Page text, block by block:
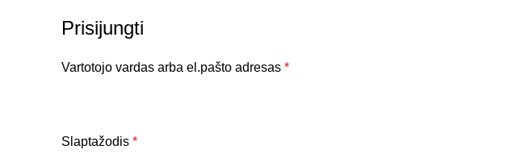
Prisijungti
Vartotojo vardas arba el.pašto adresas *
Slaptažodis *